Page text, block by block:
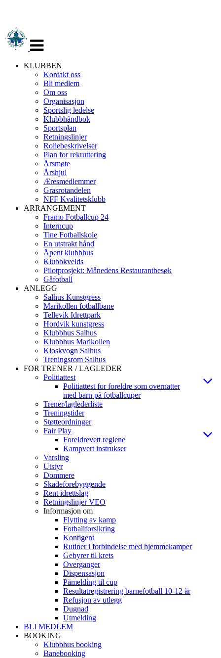
navigasjon
KLUBBEN
Kontakt oss
Bli medlem
Om oss
Organisasjon
Sportslig ledelse
Klubbhåndbok
Sportsplan
Retningslinjer
Rollebeskrivelser
Plan for rekruttering
Årsmøte
Årshjul
Æresmedlemmer
Grasrotandelen
NFF Kvalitetsklubb
ARRANGEMENT
Framo Fotballcup 24
Interncup
Tine Fotballskole
En utstrakt hånd
Åpent klubbhus
Klubbkvelds
Pilotprosjekt: Månedens Restaurantbesøk
Gåfotball
ANLEGG
Salhus Kunstgress
Marikollen fotballbane
Tellevik Idrettpark
Hordvik kunstgress
Klubbhus Salhus
Klubbhus Marikollen
Kioskvogn Salhus
Treningsrom Salhus
FOR TRENER / LAGLEDER
Politiattest
Politiattest for foreldre som overnatter
med barn på fotballcuper
Trener/laglederliste
Treningstider
Støtteordninger
Fair Play
Foreldrevett reglene
Kampvert instrukser
Varsling
Utstyr
Dommere
Skadeforebyggende
Rent idrettslag
Retningslinjer VEO
Informasjon om
Flytting av kamp
Fotballforsikring
Kontigent
Rutiner i forbindelse med hjemmekamper
Gebyrer til krets
Overganger
Dispensasjon
Påmelding til cup
Resultatregistrering barnefotball 10-12 år
Refusjon av utlegg
Dugnad
Utmelding
BLI MEDLEM
BOOKING
Klubbhus booking
Banebooking